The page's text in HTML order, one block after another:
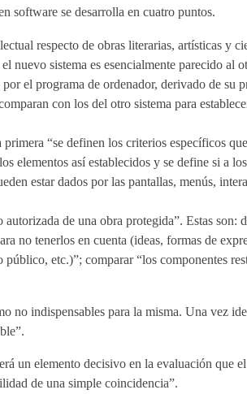
software se desarrolla en cuatro puntos.
respecto de obras literarias, artísticas y
nuevo sistema es esencialmente parecido al
el programa de ordenador, derivado de su
con los del otro sistema para
“se definen los criterios específicos
elementos así establecidos y se define si a
estar dados por las pantallas, menús,
de una obra protegida”. Estas son:
no tenerlos en cuenta (ideas, formas de
etc.)”; comparar “los componentes
no indispensables para la misma. Una vez
un elemento decisivo en la evaluación que
de una simple coincidencia”.